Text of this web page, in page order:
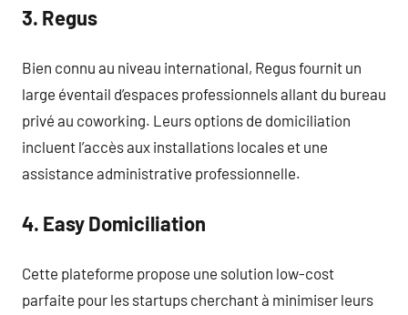
3. Regus
Bien connu au niveau international, Regus fournit un
large éventail d’espaces professionnels allant du bureau
privé au coworking. Leurs options de domiciliation
incluent l’accès aux installations locales et une
assistance administrative professionnelle.
4. Easy Domiciliation
Cette plateforme propose une solution low-cost
parfaite pour les startups cherchant à minimiser leurs